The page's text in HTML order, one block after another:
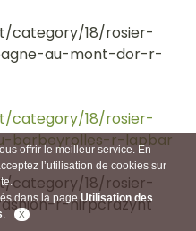
category/18/rosier-
au-mont-dor-r-
category/18/rosier-
barbeyrolles-r-lapbar
category/18/rosier-
r-nirpcrazyht
offrir le meilleur service. En
l’utilisation de cookies sur
dans la pageUtilisation des
.